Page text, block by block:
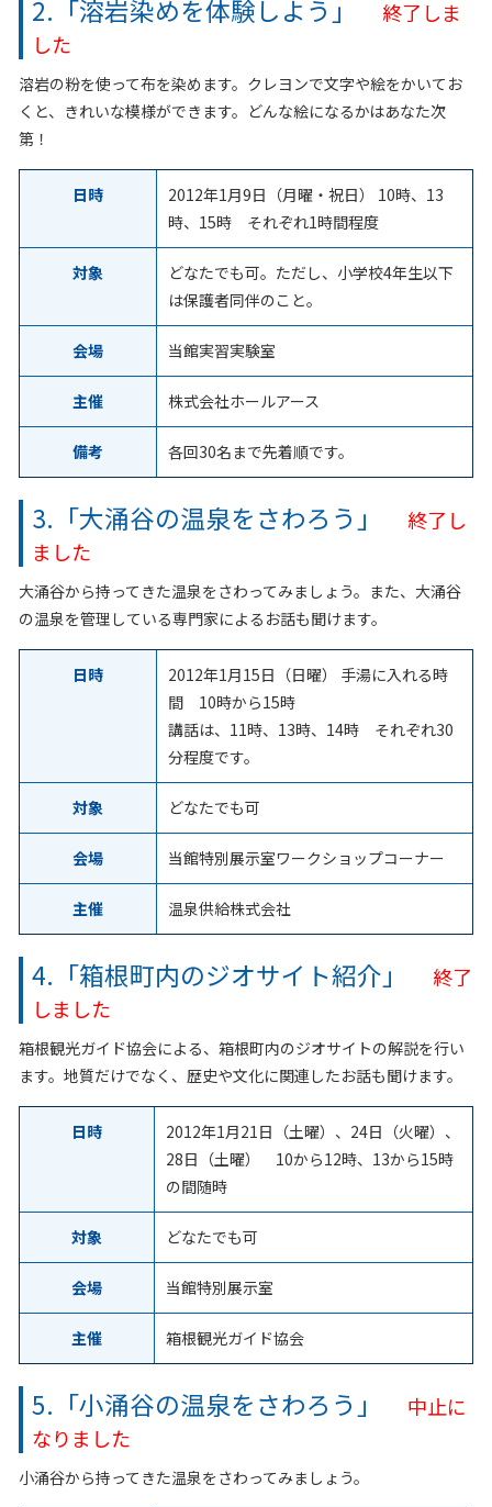
2.「溶岩染めを体験しよう」
終了しま
した
溶岩の粉を使って布を染めます。クレヨンで文字や絵をかいてお
くと、きれいな模様ができます。どんな絵になるかはあなた次
第！
日時
2012年1月9日（月曜・祝日） 10時、13
時、15時 それぞれ1時間程度
対象
どなたでも可。ただし、小学校4年生以下
は保護者同伴のこと。
会場 当館実習実験室
主催 株式会社ホールアース
備考 各回30名まで先着順です。
3.「大涌谷の温泉をさわろう」
終了し
ました
大涌谷から持ってきた温泉をさわってみましょう。また、大涌谷
の温泉を管理している専門家によるお話も聞けます。
日時
2012年1月15日（日曜） 手湯に入れる時
間 10時から15時
講話は、11時、13時、14時 それぞれ30
分程度です。
対象 どなたでも可
会場 当館特別展示室ワークショップコーナー
主催 温泉供給株式会社
4.「箱根町内のジオサイト紹介」
終了
しました
箱根観光ガイド協会による、箱根町内のジオサイトの解説を行い
ます。地質だけでなく、歴史や文化に関連したお話も聞けます。
日時
2012年1月21日（土曜）、24日（火曜）、
28日（土曜） 10から12時、13から15時
の間随時
対象 どなたでも可
会場 当館特別展示室
主催 箱根観光ガイド協会
5.「小涌谷の温泉をさわろう」
中止に
なりました
小涌谷から持ってきた温泉をさわってみましょう。